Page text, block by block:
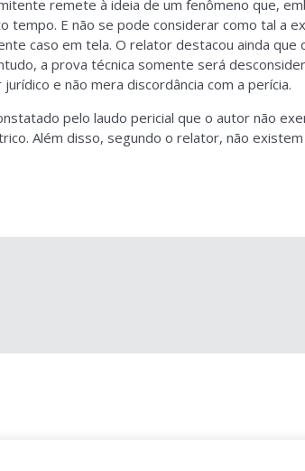
remete à ideia de um fenômeno que,
E não se pode considerar como tal a
caso em tela. O relator destacou ainda que
a prova técnica somente será
e não mera discordância com a perícia.
pelo laudo pericial que o autor não
Além disso, segundo o relator, não